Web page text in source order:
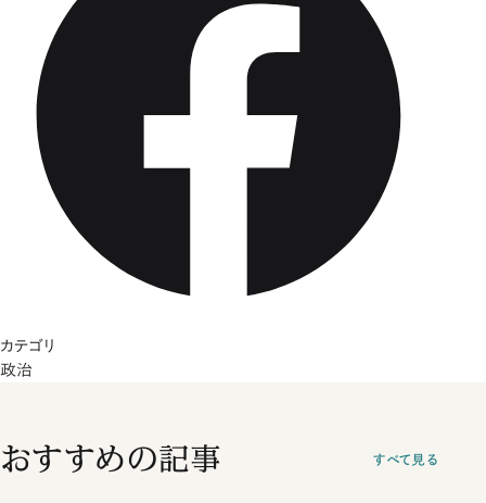
カテゴリ
政治
おすすめの記事 すべて見る